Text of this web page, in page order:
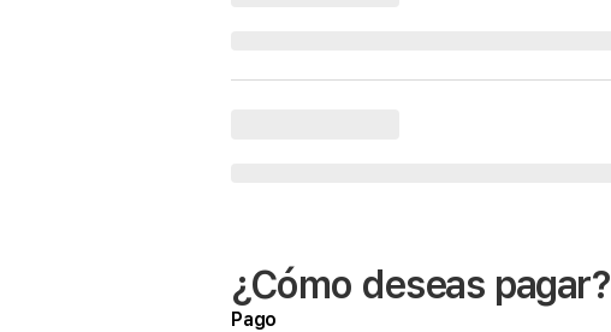
¿Cómo deseas pagar?
Pago